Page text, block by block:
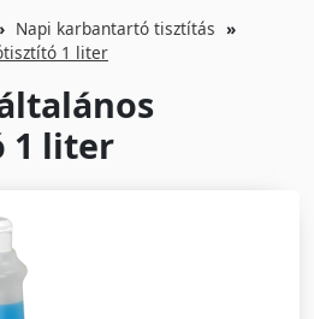
Napi karbantartó tisztítás
1 liter
1 liter